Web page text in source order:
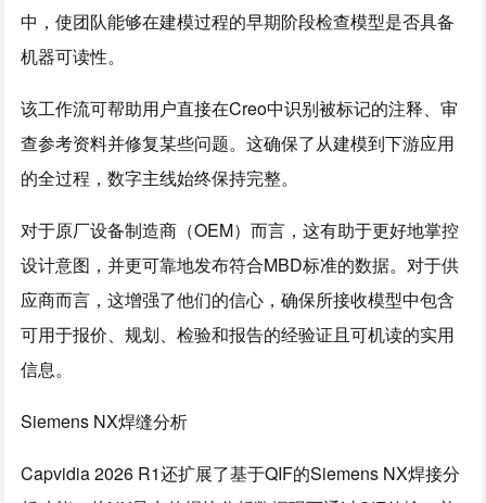
中，使团队能够在建模过程的早期阶段检查模型是否具备
机器可读性。
该工作流可帮助用户直接在Creo中识别被标记的注释、审
查参考资料并修复某些问题。这确保了从建模到下游应用
的全过程，数字主线始终保持完整。
对于原厂设备制造商（OEM）而言，这有助于更好地掌控
设计意图，并更可靠地发布符合MBD标准的数据。对于供
应商而言，这增强了他们的信心，确保所接收模型中包含
可用于报价、规划、检验和报告的经验证且可机读的实用
信息。
Siemens NX焊缝分析
Capvidia 2026 R1还扩展了基于QIF的Siemens NX焊接分